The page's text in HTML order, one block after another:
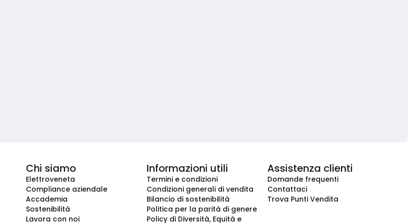
Chi siamo
Elettroveneta
Compliance aziendale
Accademia
Sostenibilità
Lavora con noi
Informazioni utili
Termini e condizioni
Condizioni generali di vendita
Bilancio di sostenibilità
Politica per la parità di genere
Policy di Diversità, Equità e
Assistenza clienti
Domande frequenti
Contattaci
Trova Punti Vendita